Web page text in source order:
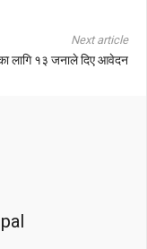
Next article
लागि १३ जनाले दिए आवेदन